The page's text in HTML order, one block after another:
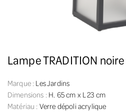
Lampe TRADITION
Marque : Les Jardins
Dimensions : H. 65 cm x L 23 cm
Matériau : Verre dépoli acrylique